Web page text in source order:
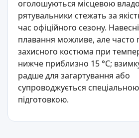
оголошуються місцевою
рятувальники стежать за
час офіційного сезону.
плавання можливе, але часто
захисного костюма при
нижче приблизно 15 °C;
радше для загартування або
супроводжується спеціальною
підготовкою.